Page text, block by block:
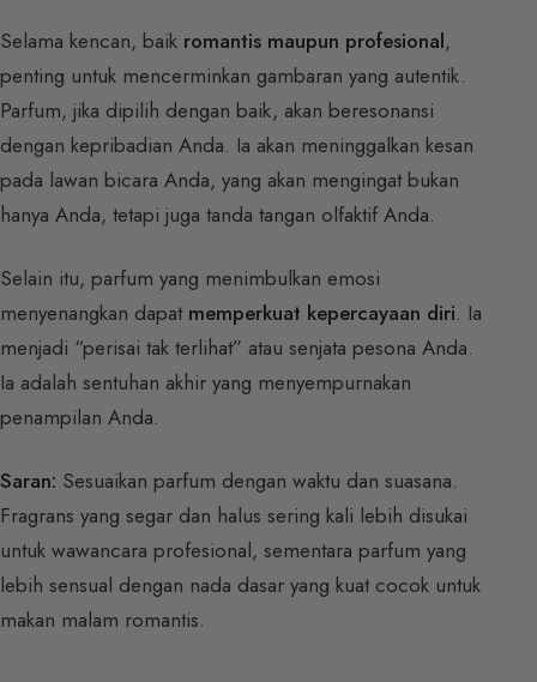
Selama kencan, baik romantis maupun profesional,
penting untuk mencerminkan gambaran yang autentik.
Parfum, jika dipilih dengan baik, akan beresonansi
dengan kepribadian Anda. Ia akan meninggalkan kesan
pada lawan bicara Anda, yang akan mengingat bukan
hanya Anda, tetapi juga tanda tangan olfaktif Anda.
Selain itu, parfum yang menimbulkan emosi
menyenangkan dapat memperkuat kepercayaan diri. Ia
menjadi “perisai tak terlihat” atau senjata pesona Anda.
Ia adalah sentuhan akhir yang menyempurnakan
penampilan Anda.
Saran: Sesuaikan parfum dengan waktu dan suasana.
Fragrans yang segar dan halus sering kali lebih disukai
untuk wawancara profesional, sementara parfum yang
lebih sensual dengan nada dasar yang kuat cocok untuk
makan malam romantis.